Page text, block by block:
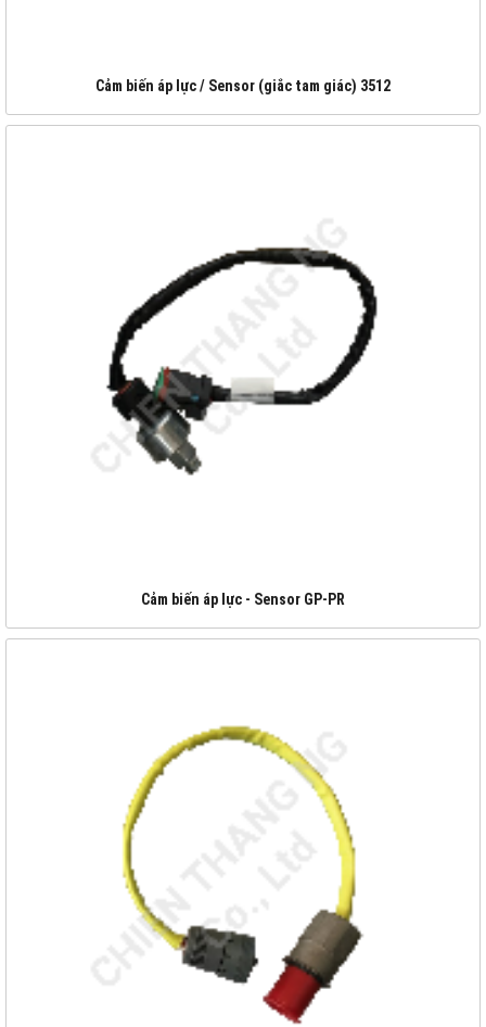
Cảm biến áp lực / Sensor (giắc tam giác) 3512
Cảm biến áp lực - Sensor GP-PR